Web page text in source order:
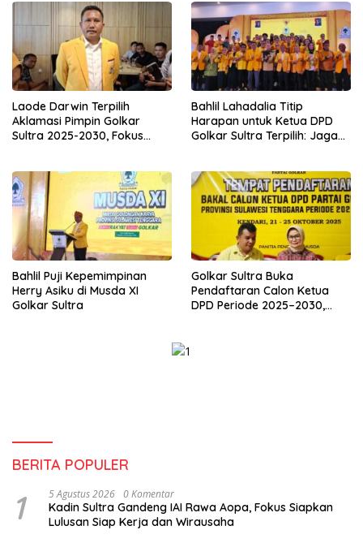
Laode Darwin Terpilih
Aklamasi Pimpin Golkar
Sultra 2025-2030, Fokus
Bahlil Lahadalia Titip
Harapan untuk Ketua DPD
Golkar Sultra Terpilih: Jaga
Bahlil Puji Kepemimpinan
Herry Asiku di Musda XI
Golkar Sultra
Golkar Sultra Buka
Pendaftaran Calon Ketua
DPD Periode 2025–2030,
BERITA POPULER
1 5 Agustus 2026 0 Komentar
Kadin Sultra Gandeng IAI Rawa Aopa, Fokus Siapkan
Lulusan Siap Kerja dan Wirausaha